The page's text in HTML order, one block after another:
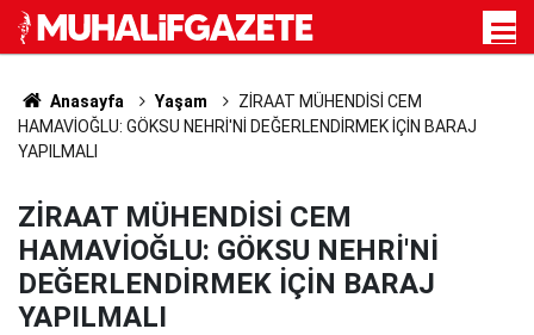
Anasayfa Yaşam
ZİRAAT MÜHENDİSİ CEM
HAMAVİOĞLU: GÖKSU NEHRİ'Nİ DEĞERLENDİRMEK İÇİN BARAJ
YAPILMALI
ZİRAAT MÜHENDİSİ CEM
HAMAVİOĞLU: GÖKSU NEHRİ'Nİ
DEĞERLENDİRMEK İÇİN BARAJ
YAPILMALI